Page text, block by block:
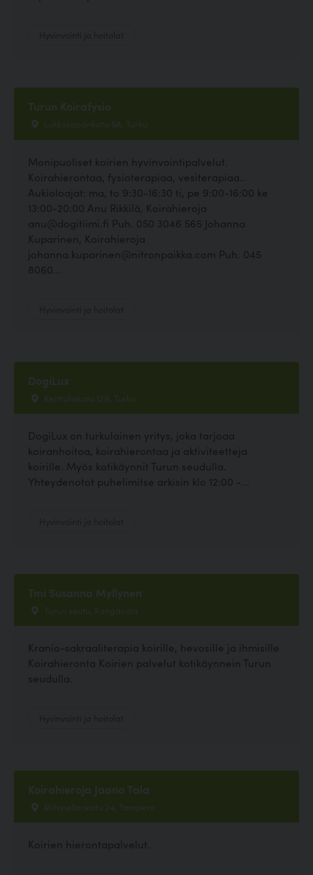
Turun Koirafysio
Lukkosepänkatu 6A, Turku
Monipuoliset koirien hyvinvointipalvelut.
Koirahierontaa, fysioterapiaa, vesiterapiaa..
Aukioloajat: ma, to 9:30-16:30 ti, pe 9:00-16:00 ke
13:00-20:00 Anu Rikkilä, Koirahieroja
anu@dogitiimi.fi Puh. 050 3046 565 Johanna
Kuparinen, Koirahieroja
johanna.kuparinen@nitronpaikka.com Puh. 045
8060...
DogiLux
Kerttulinkatu 12B, Turku
DogiLux on turkulainen yritys, joka tarjoaa
koiranhoitoa, koirahierontaa ja aktiviteetteja
koirille. Myös kotikäynnit Turun seudulla.
Yhteydenotot puhelimitse arkisin klo 12:00 -...
Tmi Susanna Myllynen
Turun seutu, Kangasala
Kranio-sakraaliterapia koirille, hevosille ja ihmisille
Koirahieronta Koirien palvelut kotikäynnein Turun
seudulla.
Koirahieroja Jaana Tala
Riihipellonkatu 24, Tampere
Koirien hierontapalvelut.